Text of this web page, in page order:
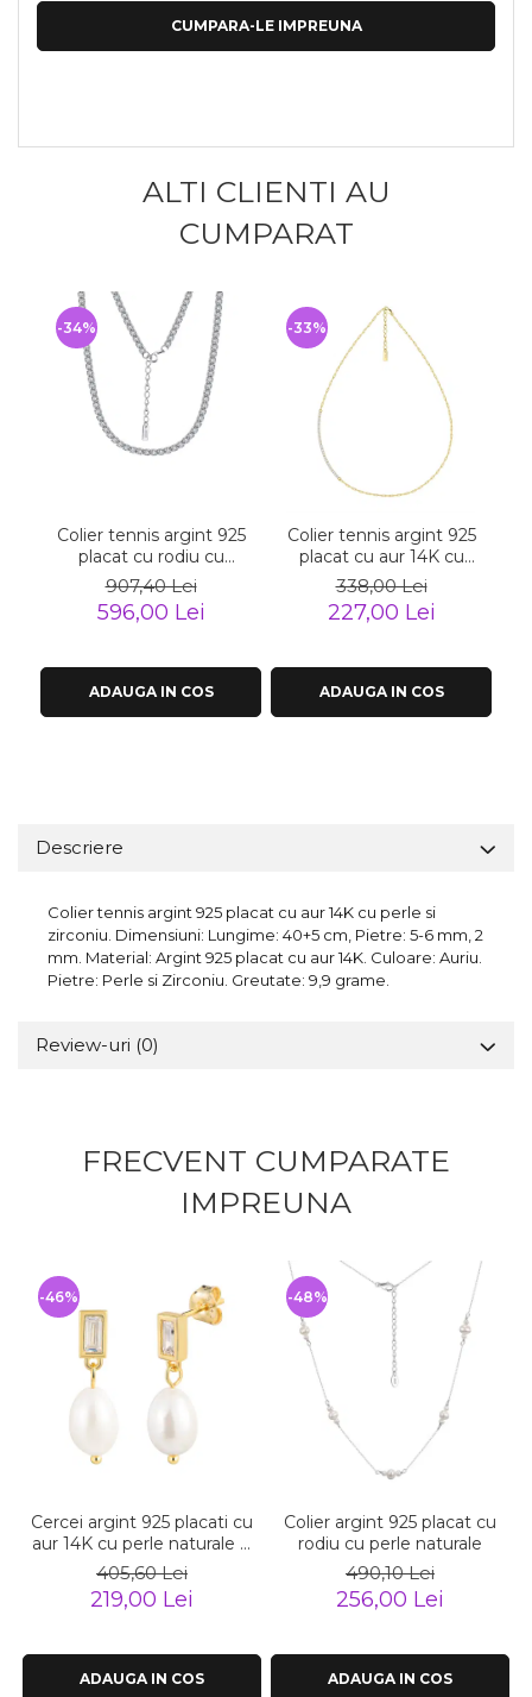
CUMPARA-LE IMPREUNA
ALTI CLIENTI AU
CUMPARAT
Colier tennis argint 925
placat cu rodiu cu
zirconiu, 50 cm, 3 mm
907,40 Lei
596,00 Lei
-34%
ADAUGA IN COS
Colier tennis argint 925
placat cu aur 14K cu
zirconiu
338,00 Lei
227,00 Lei
-33%
ADAUGA IN COS
Descriere
Colier tennis argint 925 placat cu aur 14K cu perle si
zirconiu. Dimensiuni: Lungime: 40+5 cm, Pietre: 5-6 mm, 2
mm. Material: Argint 925 placat cu aur 14K. Culoare: Auriu.
Pietre: Perle si Zirconiu. Greutate: 9,9 grame.
Review-uri (0)
FRECVENT CUMPARATE
IMPREUNA
Cercei argint 925 placati cu
aur 14K cu perle naturale si
zirconiu
405,60 Lei
219,00 Lei
-46%
ADAUGA IN COS
Colier argint 925 placat cu
rodiu cu perle naturale
490,10 Lei
256,00 Lei
-48%
ADAUGA IN COS